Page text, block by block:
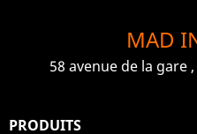
MAD
58 avenue de la gare
PRODUITS